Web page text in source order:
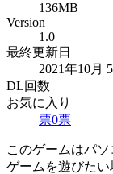
136MB
Version
1.0
最終更新日
2021年10月
DL回数
お気に入り
票0票
このゲームはパ
ゲームを遊びた